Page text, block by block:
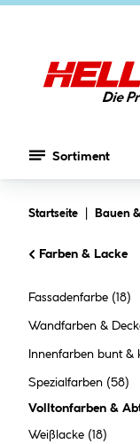
Sortiment
Startseite Bauen
Farben & Lacke
Fassadenfarbe (18)
Wandfarben &
Innenfarben bunt &
Spezialfarben (58)
Volltonfarben &
Weißlacke (18)